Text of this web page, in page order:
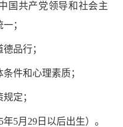
国共产党领导和社会主
；
品行；
件和心理素质；
定；
5年5月 29 日以后出生）。